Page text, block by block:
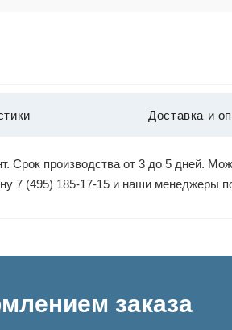
Доставка и
Срок производства от 3 до 5 дней.
7 (495) 185-17-15 и наши менеджеры
заказа